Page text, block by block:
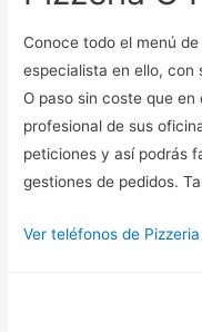
Conoce todo el menú
especialista en ello, con
O paso sin coste que
profesional de sus
peticiones y así podrás
gestiones de pedidos.
Ver teléfonos de